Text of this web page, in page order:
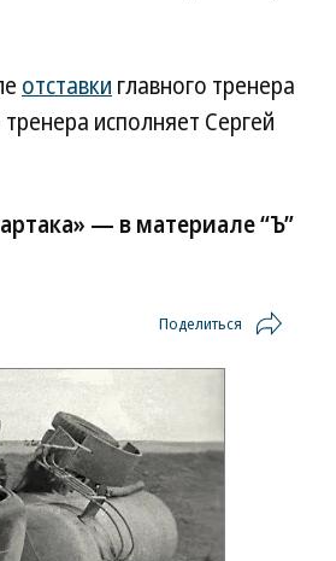
отставки главного тренера
исполняет Сергей
— в материале “Ъ”
Поделиться